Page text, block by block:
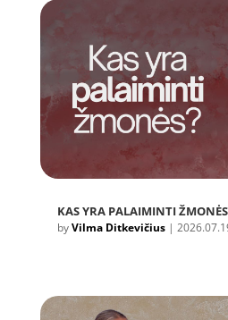
KAS YRA PALAIMINTI
byVilma Ditkevičius|